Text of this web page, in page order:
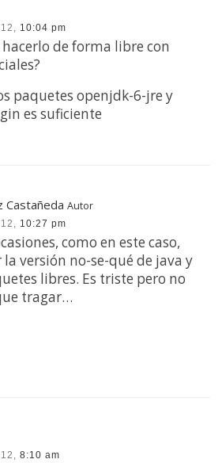
10:04 pm
de forma libre con
paquetes openjdk-6-jre y
es suficiente
Castañeda Autor
10:27 pm
como en este caso,
la versión no-se-qué de java y
libres. Es triste pero no
tragar…
8:10 am